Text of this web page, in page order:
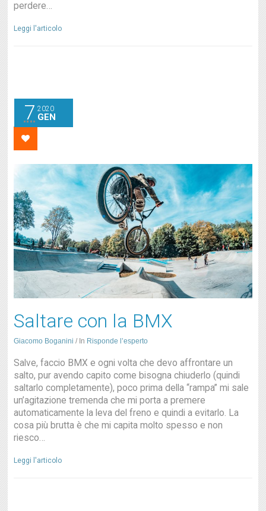
perdere…
Leggi l'articolo
7 2020
GEN
Saltare con la BMX
Giacomo Boganini / In Risponde l’esperto
Salve, faccio BMX e ogni volta che devo affrontare un
salto, pur avendo capito come bisogna chiuderlo (quindi
saltarlo completamente), poco prima della “rampa” mi sale
un’agitazione tremenda che mi porta a premere
automaticamente la leva del freno e quindi a evitarlo. La
cosa più brutta è che mi capita molto spesso e non
riesco…
Leggi l'articolo